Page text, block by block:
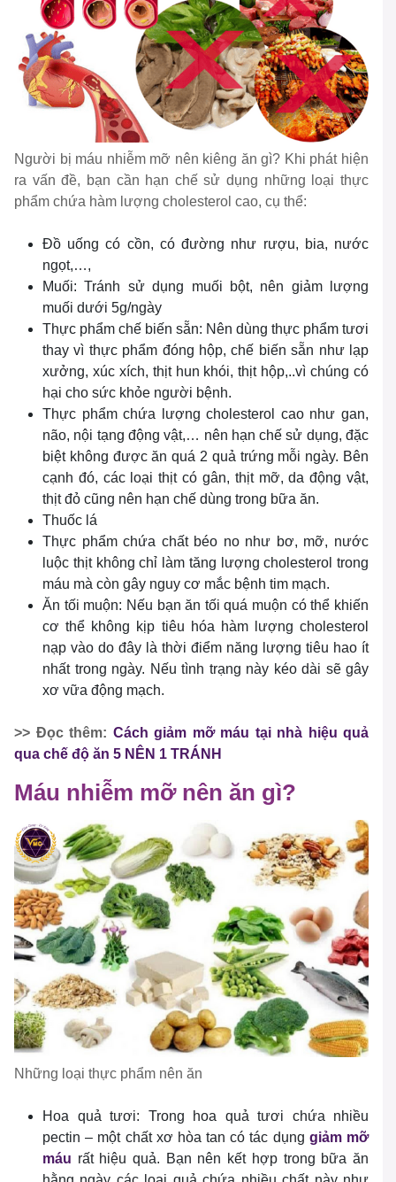
Người bị máu nhiễm mỡ nên kiêng ăn gì? Khi phát hiện
ra vấn đề, bạn cần hạn chế sử dụng những loại thực
phẩm chứa hàm lượng cholesterol cao, cụ thể:
Đồ uống có cồn, có đường như rượu, bia, nước
ngọt,…,
Muối: Tránh sử dụng muối bột, nên giảm lượng
muối dưới 5g/ngày
Thực phẩm chế biến sẵn: Nên dùng thực phẩm tươi
thay vì thực phẩm đóng hộp, chế biến sẵn như lạp
xưởng, xúc xích, thịt hun khói, thịt hộp,..vì chúng có
hại cho sức khỏe người bệnh.
Thực phẩm chứa lượng cholesterol cao như gan,
não, nội tạng động vật,… nên hạn chế sử dụng, đặc
biệt không được ăn quá 2 quả trứng mỗi ngày. Bên
cạnh đó, các loại thịt có gân, thịt mỡ, da động vật,
thịt đỏ cũng nên hạn chế dùng trong bữa ăn.
Thuốc lá
Thực phẩm chứa chất béo no như bơ, mỡ, nước
luộc thịt không chỉ làm tăng lượng cholesterol trong
máu mà còn gây nguy cơ mắc bệnh tim mạch.
Ăn tối muộn: Nếu bạn ăn tối quá muộn có thể khiến
cơ thể không kịp tiêu hóa hàm lượng cholesterol
nạp vào do đây là thời điểm năng lượng tiêu hao ít
nhất trong ngày. Nếu tình trạng này kéo dài sẽ gây
xơ vữa động mạch.
>> Đọc thêm: Cách giảm mỡ máu tại nhà hiệu quả
qua chế độ ăn 5 NÊN 1 TRÁNH
Máu nhiễm mỡ nên ăn gì?
Những loại thực phẩm nên ăn
Hoa quả tươi: Trong hoa quả tươi chứa nhiều
pectin – một chất xơ hòa tan có tác dụng giảm mỡ
máu rất hiệu quả. Bạn nên kết hợp trong bữa ăn